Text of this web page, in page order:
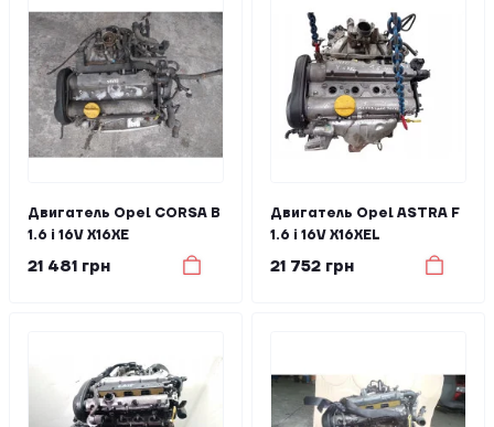
Двигатель Opel CORSA B
1.6 i 16V X16XE
21 481 грн
Двигатель Opel ASTRA F
1.6 i 16V X16XEL
21 752 грн